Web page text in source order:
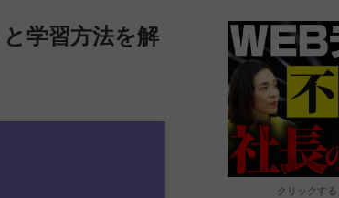
学習方法を解
クリックす